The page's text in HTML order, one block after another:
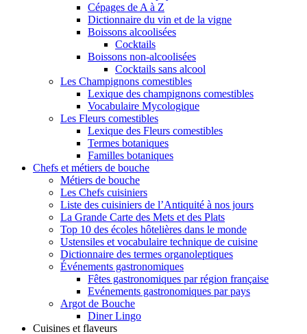
Cépages de A à Z
Dictionnaire du vin et de la vigne
Boissons alcoolisées
Cocktails
Boissons non-alcoolisées
Cocktails sans alcool
Les Champignons comestibles
Lexique des champignons comestibles
Vocabulaire Mycologique
Les Fleurs comestibles
Lexique des Fleurs comestibles
Termes botaniques
Familles botaniques
Chefs et métiers de bouche
Métiers de bouche
Les Chefs cuisiniers
Liste des cuisiniers de l’Antiquité à nos jours
La Grande Carte des Mets et des Plats
Top 10 des écoles hôtelières dans le monde
Ustensiles et vocabulaire technique de cuisine
Dictionnaire des termes organoleptiques
Événements gastronomiques
Fêtes gastronomiques par région française
Evénements gastronomiques par pays
Argot de Bouche
Diner Lingo
Cuisines et flaveurs